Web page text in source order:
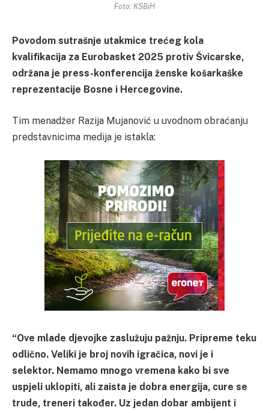
Foto: KSBiH
Povodom sutrašnje utakmice trećeg kola
kvalifikacija za Eurobasket 2025 protiv Švicarske,
održana je press-konferencija ženske košarkaške
reprezentacije Bosne i Hercegovine.
Tim menadžer Razija Mujanović u uvodnom obraćanju
predstavnicima medija je istakla:
“Ove mlade djevojke zaslužuju pažnju. Pripreme teku
odlično. Veliki je broj novih igračica, novi je i
selektor. Nemamo mnogo vremena kako bi sve
uspjeli uklopiti, ali zaista je dobra energija, cure se
trude, treneri također. Uz jedan dobar ambijent i